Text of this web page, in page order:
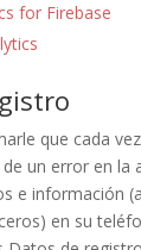
for Firebase
que cada
un error en la
e información
en su